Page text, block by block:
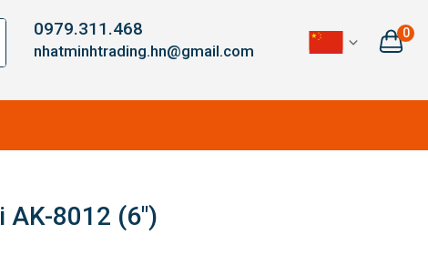
0979.311.468
nhatminhtrading.hn@gmail.com
0
8012 (6″)